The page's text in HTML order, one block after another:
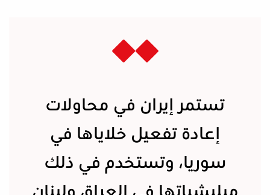
تستمر إيران في محاولات
إعادة تفعيل خلاياها في
سوريا، وتستخدم في ذلك